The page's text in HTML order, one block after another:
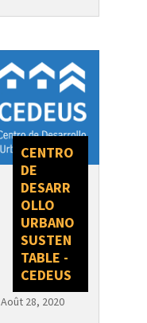
CENTRO
DE
DESARR
OLLO
URBANO
SUSTEN
TABLE -
CEDEUS
Août 28, 2020